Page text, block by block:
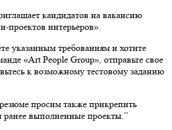
кандидатов на вакансию
проектов интерьеров».
указанным требованиям и хотите
«Art People Group», отправьте свое
к возможному тестовому заданию
просим также прикрепить
выполненные проекты.”